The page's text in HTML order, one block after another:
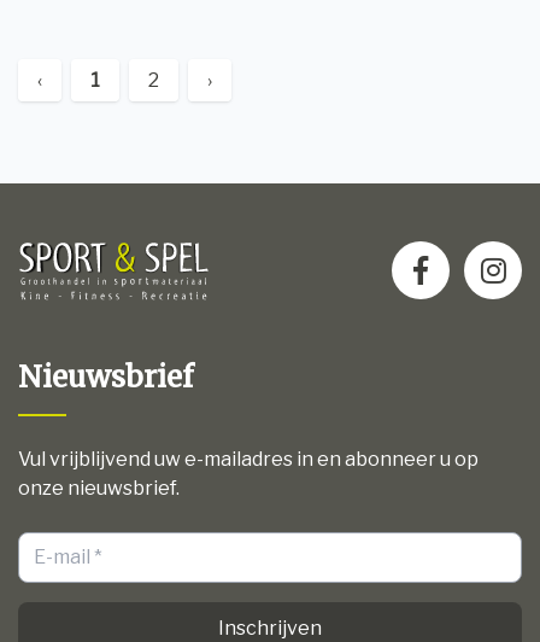
‹ 1 2 ›
Nieuwsbrief
Vul vrijblijvend uw e-mailadres in en abonneer u op
onze nieuwsbrief.
Inschrijven